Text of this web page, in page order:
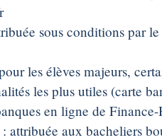
sous conditions par
les élèves majeurs,
les plus utiles (carte
en ligne de
: attribuée aux bacheliers